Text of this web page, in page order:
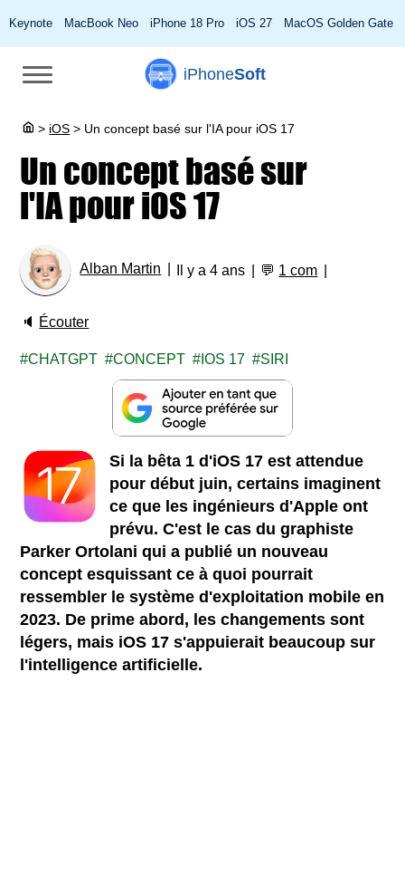
Keynote MacBook Neo iPhone 18 Pro iOS 27 MacOS Golden Gate
iPhoneSoft
> iOS > Un concept basé sur l'IA pour iOS 17
Un concept basé sur
l'IA pour iOS 17
Alban Martin Il y a 4 ans 💬 1 com
🔈 Écouter
CHATGPT CONCEPT IOS 17 SIRI
Si la bêta 1 d'iOS 17 est attendue
pour début juin, certains imaginent
ce que les ingénieurs d'Apple ont
prévu. C'est le cas du graphiste
Parker Ortolani qui a publié un nouveau
concept esquissant ce à quoi pourrait
ressembler le système d'exploitation mobile en
2023. De prime abord, les changements sont
légers, mais iOS 17 s'appuierait beaucoup sur
l'intelligence artificielle.